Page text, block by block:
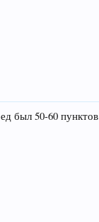
был 50-60 пунктов